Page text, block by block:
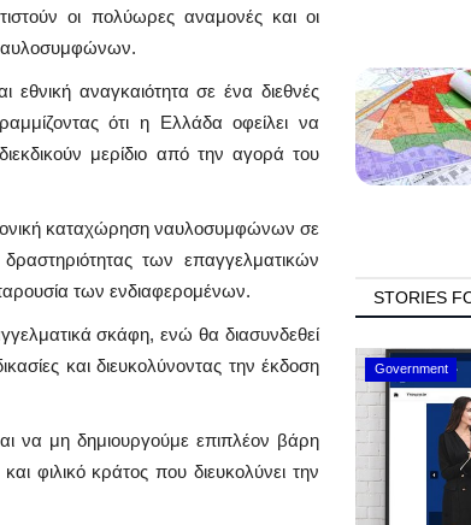
οι πολύωρες αναμονές και οι
ναυλοσυμφώνων.
εθνική αναγκαιότητα σε ένα διεθνές
ότι η Ελλάδα οφείλει να
μερίδιο από την αγορά του
καταχώρηση ναυλοσυμφώνων σε
των επαγγελματικών
των ενδιαφερομένων.
σκάφη, ενώ θα διασυνδεθεί
και διευκολύνοντας την έκδοση
να μη δημιουργούμε επιπλέον βάρη
φιλικό κράτος που διευκολύνει την
STORIES
Mykonos Events